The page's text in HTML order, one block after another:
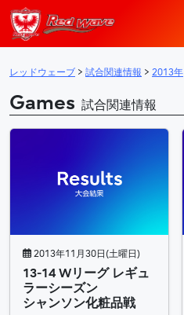
メインナビゲーション
レッドウェーブ > 試合関連情報 > 2013年
Games 試合関連情報
2013年11月30日(土曜日)
13-14 Wリーグ レギュ
ラーシーズン
シャンソン化粧品戦